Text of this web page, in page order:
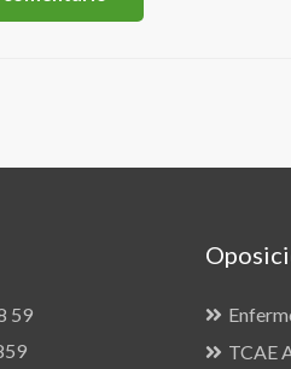
59
TCAE